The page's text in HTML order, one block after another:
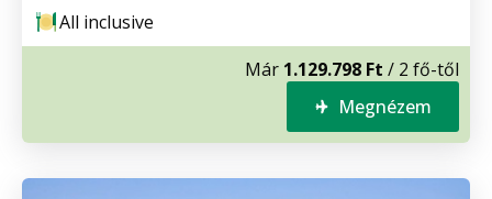
All inclusive
Már 1.129.798 Ft / 2 fő-től
Megnézem